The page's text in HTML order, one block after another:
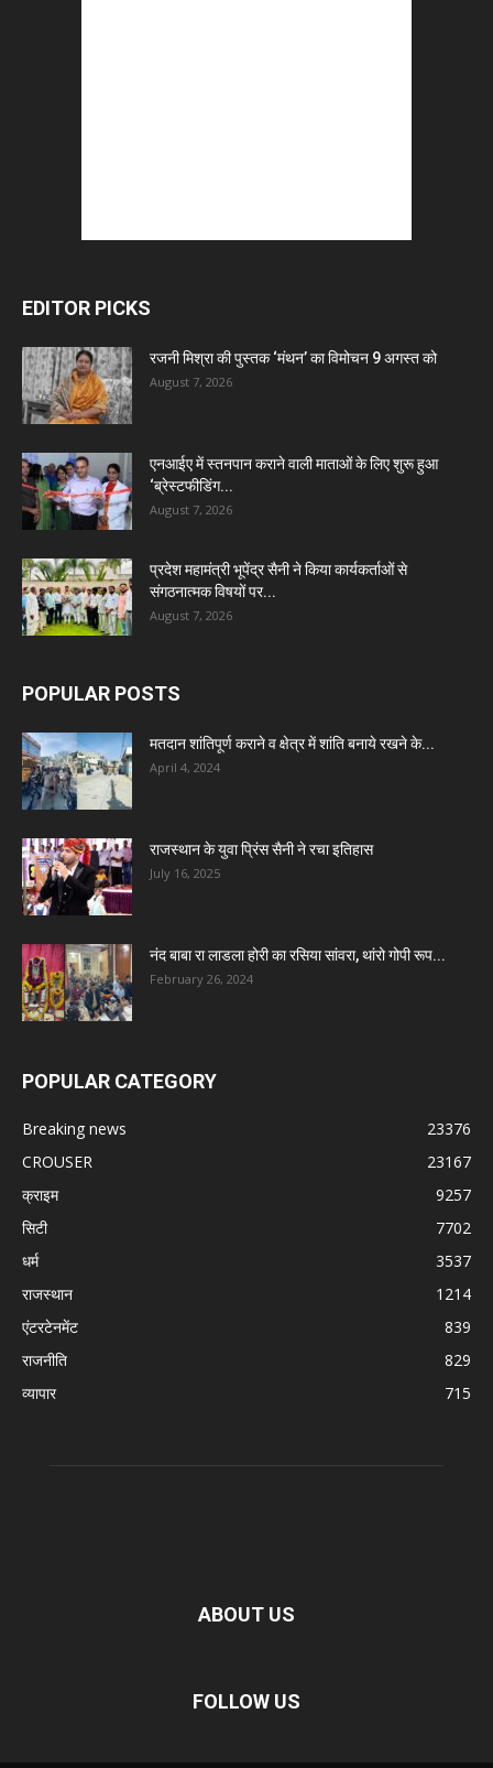
EDITOR PICKS
रजनी मिश्रा की पुस्तक ‘मंथन’ का विमोचन 9 अगस्त को
August 7, 2026
एनआईए में स्तनपान कराने वाली माताओं के लिए शुरू हुआ
‘ब्रेस्टफीडिंग...
August 7, 2026
प्रदेश महामंत्री भूपेंद्र सैनी ने किया कार्यकर्ताओं से
संगठनात्मक विषयों पर...
August 7, 2026
POPULAR POSTS
मतदान शांतिपूर्ण कराने व क्षेत्र में शांति बनाये रखने के...
April 4, 2024
राजस्थान के युवा प्रिंस सैनी ने रचा इतिहास
July 16, 2025
नंद बाबा रा लाडला होरी का रसिया सांवरा, थांरो गोपी रूप...
February 26, 2024
POPULAR CATEGORY
Breaking news
23376
CROUSER
23167
क्राइम
9257
सिटी
7702
धर्म
3537
राजस्थान
1214
एंटरटेनमेंट
839
राजनीति
829
व्यापार
715
ABOUT US
FOLLOW US